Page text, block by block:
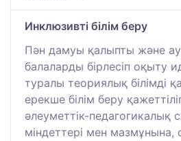
Инклюзивті білім беру
Пән дамуы қалыпты және
балаларды бірлесіп оқыту
туралы теориялық білімді
ерекше білім беру
әлеуметтік-педагогикалық
міндеттері мен мазмұнына,